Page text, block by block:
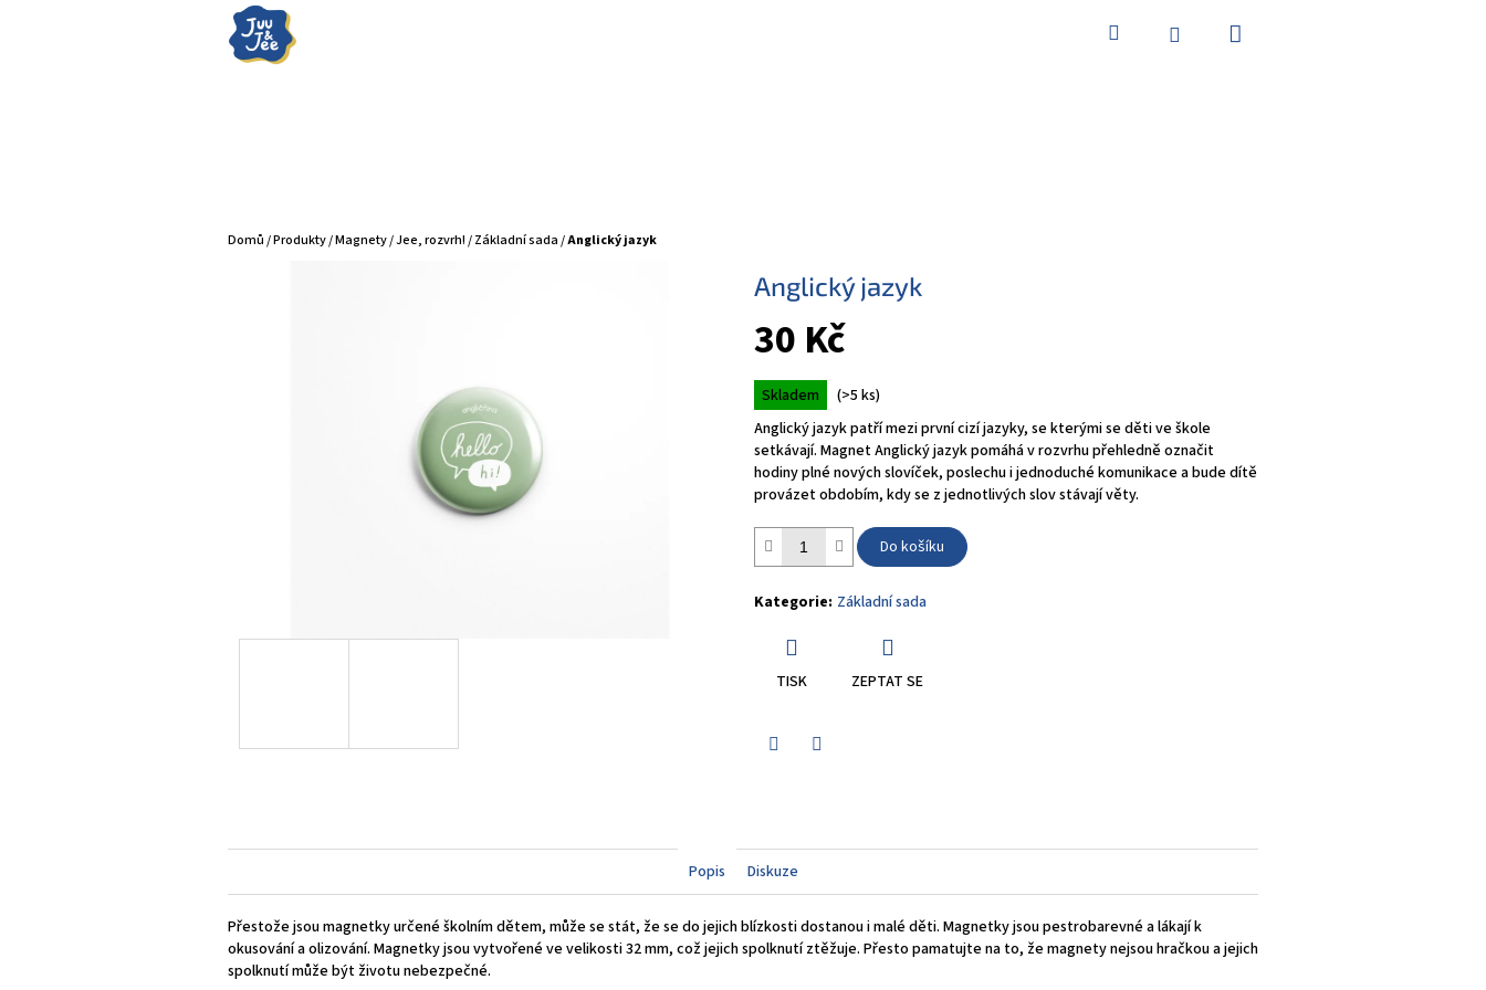
Hledat Přihlášení
Domů/Produkty/Magnety/Jee, rozvrh!/Základní sada/Anglický jazyk
Anglický jazyk
30 Kč
Měrná
cena:
Skladem
(>5 ks)
Anglický jazyk patří mezi první cizí jazyky, se kterými se děti ve škole
setkávají. Magnet Anglický jazyk pomáhá v rozvrhu přehledně označit
hodiny plné nových slovíček, poslechu i jednoduché komunikace a bude dítě
provázet obdobím, kdy se z jednotlivých slov stávají věty.
Do košíku
Kategorie: Základní sada
TISK ZEPTAT SE
Popis Diskuze
Přestože jsou magnetky určené školním dětem, může se stát, že se do jejich blízkosti dostanou i malé děti. Magnetky jsou pestrobarevné a lákají k
okusování a olizování. Magnetky jsou vytvořené ve velikosti 32 mm, což jejich spolknutí ztěžuje. Přesto pamatujte na to, že magnety nejsou hračkou a jejich
spolknutí může být životu nebezpečné.